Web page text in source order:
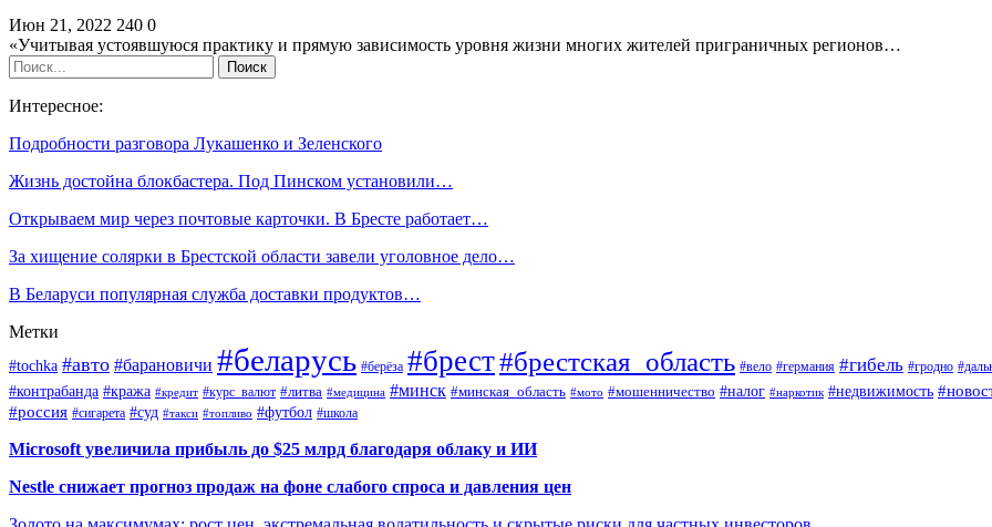
Июн 21, 2022 240 0
«Учитывая устоявшуюся практику и прямую зависимость уровня жизни многих жителей приграничных регионов…
Интересное:
Подробности разговора Лукашенко и Зеленского
Жизнь достойна блокбастера. Под Пинском установили…
Открываем мир через почтовые карточки. В Бресте работает…
За хищение солярки в Брестской области завели уголовное дело…
В Беларуси популярная служба доставки продуктов…
Метки
#tochka #авто #барановичи #беларусь #берёза #брест#брестская_область #вело #германия #гибель #гродно
#контрабанда #кража #кредит #курс_валют #литва #медицина #минск #минская_область #мото #мошенничество #налог #наркотик #недвижимость
#россия #сигарета #суд #такси #топливо #футбол #школа
Microsoft увеличила прибыль до $25 млрд благодаря облаку и ИИ
Nestle снижает прогноз продаж на фоне слабого спроса и давления цен